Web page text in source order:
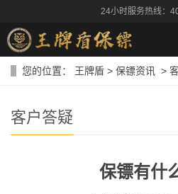
24小时服务热线：
您的位置： 王牌盾 > 保镖资讯 >
客户答疑
保镖有什